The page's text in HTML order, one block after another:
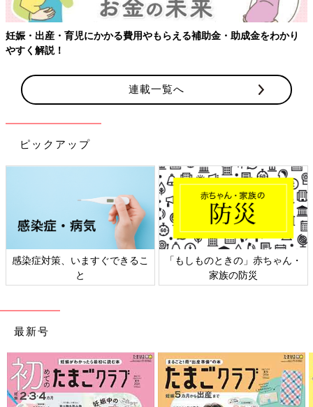
金をわかり
連載一覧へ
ピックアップ
」赤ちゃん・
日本外来小児科学会リーフレッ
六星占術 細木か
最新号